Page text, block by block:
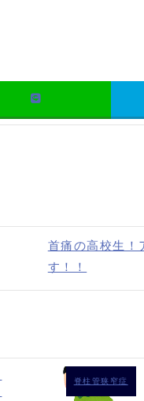
首痛の高校生！
す！！
脊柱管狭窄症